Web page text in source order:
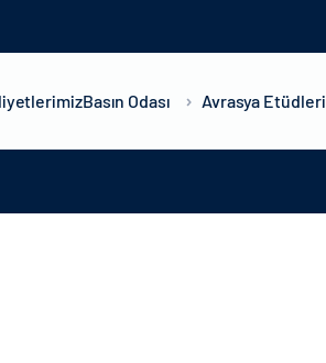
Basın Odası Avrasya Etüdleri